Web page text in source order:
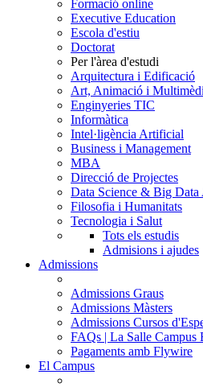
Formació online
Executive Education
Escola d'estiu
Doctorat
Per l'àrea d'estudi
Arquitectura i Edificació
Art, Animació i
Enginyeries TIC
Informàtica
Intel·ligència Artificial
Business i Management
MBA
Direcció de Projectes
Data Science & Big Data
Filosofia i Humanitats
Tecnologia i Salut
Tots els estudis
Admisions i ajudes
Admissions
Admissions Graus
Admissions Màsters
Admissions Cursos
FAQs | La Salle Campus
Pagaments amb Flywire
El Campus